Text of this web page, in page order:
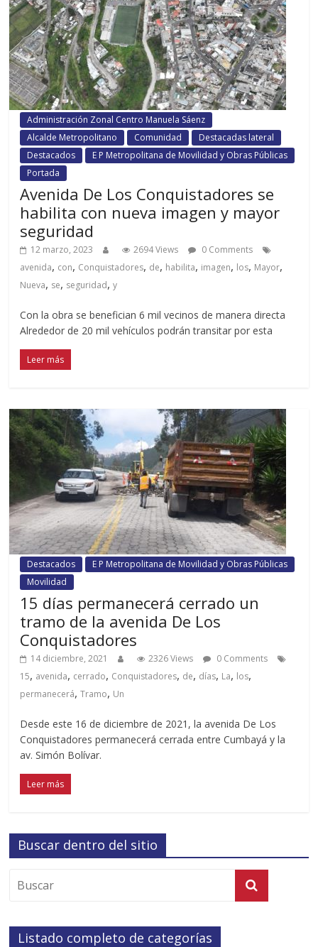
Administración Zonal Centro Manuela Sáenz
Alcalde Metropolitano
Comunidad
Destacadas lateral
Destacados
E P Metropolitana de Movilidad y Obras Públicas
Portada
Avenida De Los Conquistadores se
habilita con nueva imagen y mayor
seguridad
12 marzo, 2023 2694 Views
0 Comments
avenida, con, Conquistadores, de, habilita, imagen, los, Mayor,
Nueva, se, seguridad,y
Con la obra se benefician 6 mil vecinos de manera directa
Alrededor de 20 mil vehículos podrán transitar por esta
Leer más
Destacados
E P Metropolitana de Movilidad y Obras Públicas
Movilidad
15 días permanecerá cerrado un
tramo de la avenida De Los
Conquistadores
14 diciembre, 2021 2326 Views
0 Comments
15, avenida, cerrado, Conquistadores, de, días, La, los,
permanecerá,Tramo, Un
Desde este 16 de diciembre de 2021, la avenida De Los
Conquistadores permanecerá cerrada entre Cumbayá y la
av. Simón Bolívar.
Leer más
Buscar dentro del sitio
Listado completo de categorías